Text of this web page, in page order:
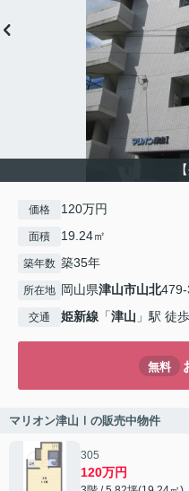
価格 120万円
面積 19.24㎡
築年数 築35年
所在地 岡山県津山市山北479-
交通 姫新線 「津山 」駅 徒
無料
マリオン津山Ⅰの販売中物件
305
120万円